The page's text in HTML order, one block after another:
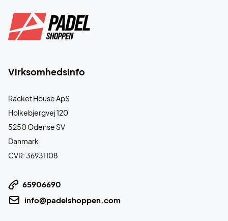
Virksomhedsinfo
Racket House ApS
Holkebjergvej 120
5250 Odense SV
Danmark
CVR: 36931108
65906690
info@padelshoppen.com